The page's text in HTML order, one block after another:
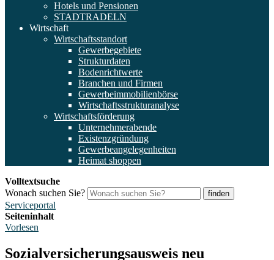
Hotels und Pensionen
STADTRADELN
Wirtschaft
Wirtschaftsstandort
Gewerbegebiete
Strukturdaten
Bodenrichtwerte
Branchen und Firmen
Gewerbeimmobilienbörse
Wirtschaftsstrukturanalyse
Wirtschaftsförderung
Unternehmerabende
Existenzgründung
Gewerbeangelegenheiten
Heimat shoppen
Volltextsuche
Wonach suchen Sie?
finden
Serviceportal
Seiteninhalt
Vorlesen
Sozialversicherungsausweis neu